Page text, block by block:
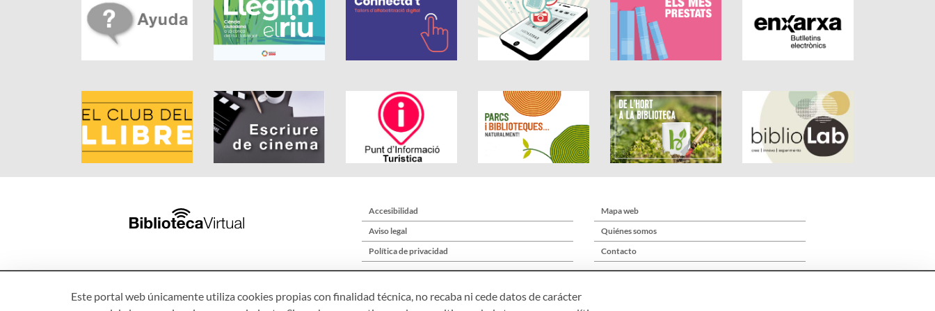
Accesibilidad
Aviso legal
Política de privacidad
Mapa web
Quiénes somos
Contacto
Este portal web únicamente utiliza cookies propias con finalidad técnica, no recaba ni cede datos de carácter